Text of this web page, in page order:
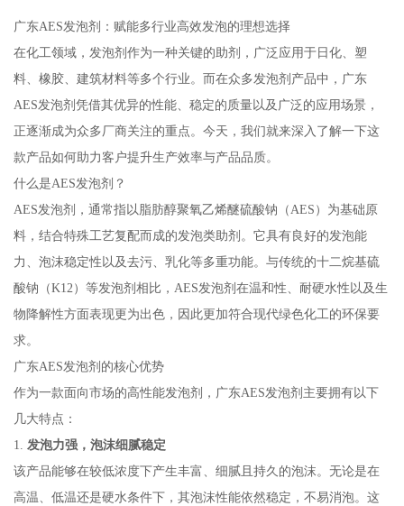
广东AES发泡剂：赋能多行业高效发泡的理想选择
在化工领域，发泡剂作为一种关键的助剂，广泛应用于日化、塑
料、橡胶、建筑材料等多个行业。而在众多发泡剂产品中，广东
AES发泡剂凭借其优异的性能、稳定的质量以及广泛的应用场景，
正逐渐成为众多厂商关注的重点。今天，我们就来深入了解一下这
款产品如何助力客户提升生产效率与产品品质。
什么是AES发泡剂？
AES发泡剂，通常指以脂肪醇聚氧乙烯醚硫酸钠（AES）为基础原
料，结合特殊工艺复配而成的发泡类助剂。它具有良好的发泡能
力、泡沫稳定性以及去污、乳化等多重功能。与传统的十二烷基硫
酸钠（K12）等发泡剂相比，AES发泡剂在温和性、耐硬水性以及生
物降解性方面表现更为出色，因此更加符合现代绿色化工的环保要
求。
广东AES发泡剂的核心优势
作为一款面向市场的高性能发泡剂，广东AES发泡剂主要拥有以下
几大特点：
1. 发泡力强，泡沫细腻稳定
该产品能够在较低浓度下产生丰富、细腻且持久的泡沫。无论是在
高温、低温还是硬水条件下，其泡沫性能依然稳定，不易消泡。这